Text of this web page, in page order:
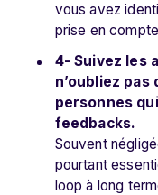
vous avez
prise en
4- Suivez les
n’oubliez
personnes
feedbacks.
Souvent
pourtant
loop à long